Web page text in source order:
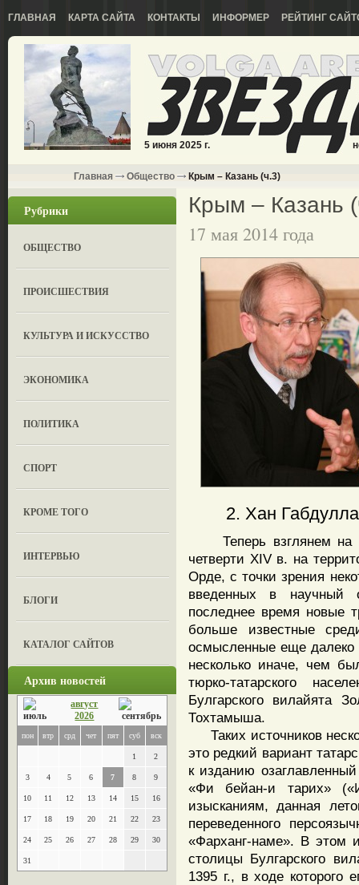
ГЛАВНАЯ КАРТА САЙТА КОНТАКТЫ ИНФОРМЕР РЕЙТИНГ
5 июня 2025 г.
Главная Общество Крым – Казань (ч.3)
Рубрики
ОБЩЕСТВО
ПРОИСШЕСТВИЯ
КУЛЬТУРА И ИСКУССТВО
ЭКОНОМИКА
ПОЛИТИКА
СПОРТ
КРОМЕ ТОГО
ИНТЕРВЬЮ
БЛОГИ
КАТАЛОГ САЙТОВ
Архив новостей
август
2026
пон втр срд чет пят суб вск
1 2
3 4 5 6 7 8 9
10 11 12 13 14 15 16
17 18 19 20 21 22 23
24 25 26 27 28 29 30
31
Крым – Казань
17 мая 2014 года
2. Хан Габдулла,
Теперь взглянем на
четверти XIV в. на
Орде, с точки зрения
введенных в научный
последнее время новые
больше известные
осмысленные еще далеко
несколько иначе, чем
тюрко-татарского
Булгарского вилайята
Тохтамыша.
Таких источников
это редкий вариант
к изданию
«Фи бейан-и тарих»
изысканиям, данная
переведенного
«Фарханг-наме». В этом
столицы Булгарского
1395 г., в ходе которого